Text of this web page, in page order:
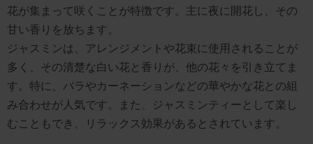
花が集まって咲くことが特徴です。主に夜に開花し、その
甘い香りを放ちます。
ジャスミンは、アレンジメントや花束に使用されることが
多く、その清楚な白い花と香りが、他の花々を引き立てま
す。特に、バラやカーネーションなどの華やかな花との組
み合わせが人気です。また、ジャスミンティーとして楽し
むこともでき、リラックス効果があるとされています。